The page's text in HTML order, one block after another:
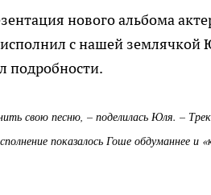
нового альбома
с нашей землячкой
подробности.
свою песню, – поделилась Юля. –
показалось Гоше обдуманнее и